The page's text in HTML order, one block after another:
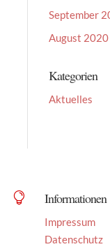
September
August 2020
Kategorien
Aktuelles
 Informationen
Impressum
Datenschutz